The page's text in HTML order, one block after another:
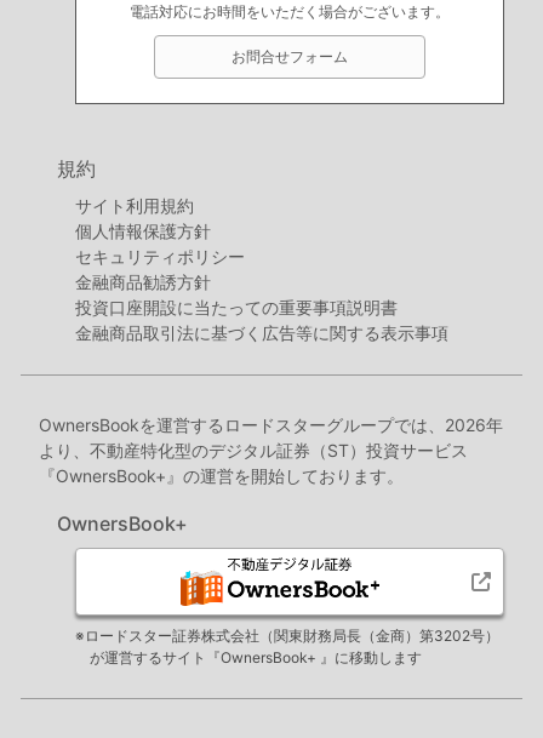
電話対応にお時間をいただく場合がございます。
お問合せフォーム
規約
サイト利用規約
個人情報保護方針
セキュリティポリシー
金融商品勧誘方針
投資口座開設に当たっての重要事項説明書
金融商品取引法に基づく広告等に関する表示事項
OwnersBookを運営するロードスターグループでは、2026年
より、不動産特化型のデジタル証券（ST）投資サービス
『OwnersBook+』の運営を開始しております。
OwnersBook+
※ロードスター証券株式会社（関東財務局長（金商）第3202号）
が運営するサイト『OwnersBook+ 』に移動します